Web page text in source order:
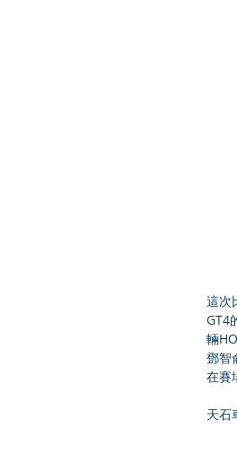
這次
GT4
輛
鄧智
在賽
天